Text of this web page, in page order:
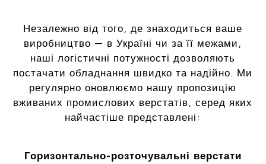
Незалежно від того, де знаходиться ваше
виробництво — в Україні чи за її межами,
наші логістичні потужності дозволяють
постачати обладнання швидко та надійно. Ми
регулярно оновлюємо нашу пропозицію
вживаних промислових верстатів, серед яких
найчастіше представлені:
Горизонтально-розточувальні верстати